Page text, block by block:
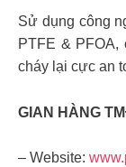
Sử dụng công
PTFE &
cháy lại cực an
GIAN HÀNG
– Website: